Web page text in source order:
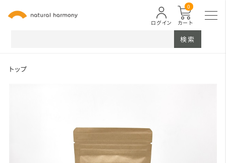
カート
0
ログイン
検索
トップ